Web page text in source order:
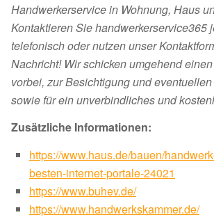
Handwerkerservice in Wohnung, Haus
Kontaktieren Sie handwerkerservice365
telefonisch oder nutzen unser
Nachricht! Wir schicken umgehend
vorbei, zur Besichtigung und
sowie für ein unverbindliches und
Zusätzliche Informationen:
https://www.haus.de/bauen/
besten-internet-portale-24021
https://www.buhev.de/
https://www.handwerkskammer.de/